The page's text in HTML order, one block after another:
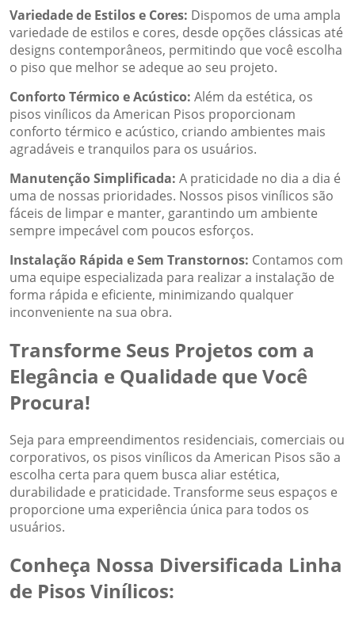
Variedade de Estilos e Cores: Dispomos de uma ampla
variedade de estilos e cores, desde opções clássicas até
designs contemporâneos, permitindo que você escolha
o piso que melhor se adeque ao seu projeto.
Conforto Térmico e Acústico: Além da estética, os
pisos vinílicos da American Pisos proporcionam
conforto térmico e acústico, criando ambientes mais
agradáveis e tranquilos para os usuários.
Manutenção Simplificada: A praticidade no dia a dia é
uma de nossas prioridades. Nossos pisos vinílicos são
fáceis de limpar e manter, garantindo um ambiente
sempre impecável com poucos esforços.
Instalação Rápida e Sem Transtornos: Contamos com
uma equipe especializada para realizar a instalação de
forma rápida e eficiente, minimizando qualquer
inconveniente na sua obra.
Transforme Seus Projetos com a
Elegância e Qualidade que Você
Procura!
Seja para empreendimentos residenciais, comerciais ou
corporativos, os pisos vinílicos da American Pisos são a
escolha certa para quem busca aliar estética,
durabilidade e praticidade. Transforme seus espaços e
proporcione uma experiência única para todos os
usuários.
Conheça Nossa Diversificada Linha
de Pisos Vinílicos: